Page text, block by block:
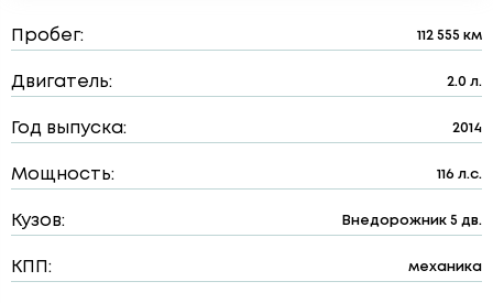
Пробег: 112 555 км
Двигатель: 2.0 л.
Год выпуска: 2014
Мощность: 116 л.с.
Кузов: Внедорожник 5 дв.
КПП: механика